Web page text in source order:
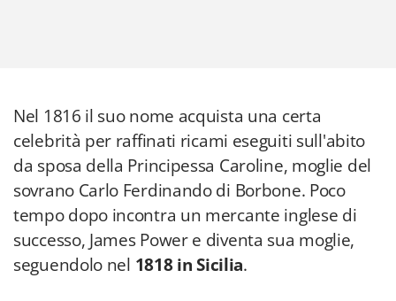
Nel 1816 il suo nome acquista una certa
celebrità per raffinati ricami eseguiti sull'abito
da sposa della Principessa Caroline, moglie del
sovrano Carlo Ferdinando di Borbone. Poco
tempo dopo incontra un mercante inglese di
successo, James Power e diventa sua moglie,
seguendolo nel 1818 in Sicilia.